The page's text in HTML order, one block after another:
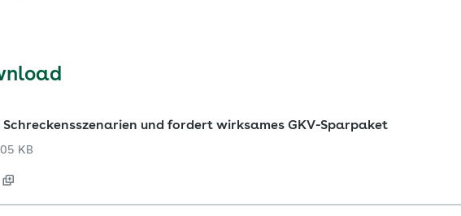
und fordert wirksames GKV-Sparpaket
KB